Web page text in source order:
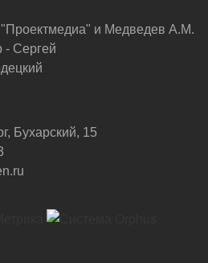
и Медведев А.М.
- Сергей
Бухарский, 15